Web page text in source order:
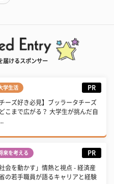
届けるスポンサー
学生活 PR
チーズ好き必見】ブッラータチーズ
こまで広がる？ 大学生が挑んだ自
来を考える PR
社会を動かす」情熱と視点 - 経済産
の若手職員が語るキャリアと経験